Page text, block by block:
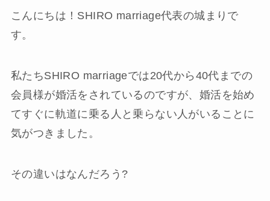
こんにちは！SHIRO marriage代表の城まりで
す。
私たちSHIRO marriageでは20代から40代までの
会員様が婚活をされているのですが、婚活を始め
てすぐに軌道に乗る人と乗らない人がいることに
気がつきました。
その違いはなんだろう?